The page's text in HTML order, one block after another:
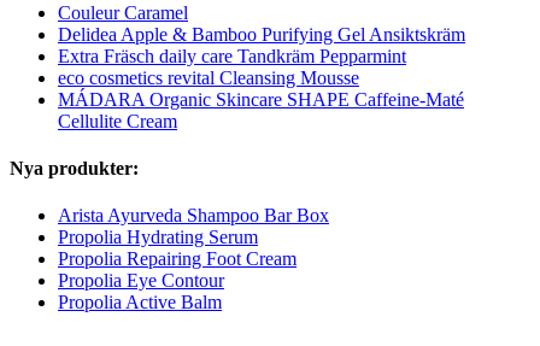
Couleur Caramel
Delidea Apple & Bamboo Purifying Gel Ansiktskräm
Extra Fräsch daily care Tandkräm Pepparmint
eco cosmetics revital Cleansing Mousse
MÁDARA Organic Skincare SHAPE Caffeine-Maté
Cellulite Cream
Nya produkter:
Arista Ayurveda Shampoo Bar Box
Propolia Hydrating Serum
Propolia Repairing Foot Cream
Propolia Eye Contour
Propolia Active Balm